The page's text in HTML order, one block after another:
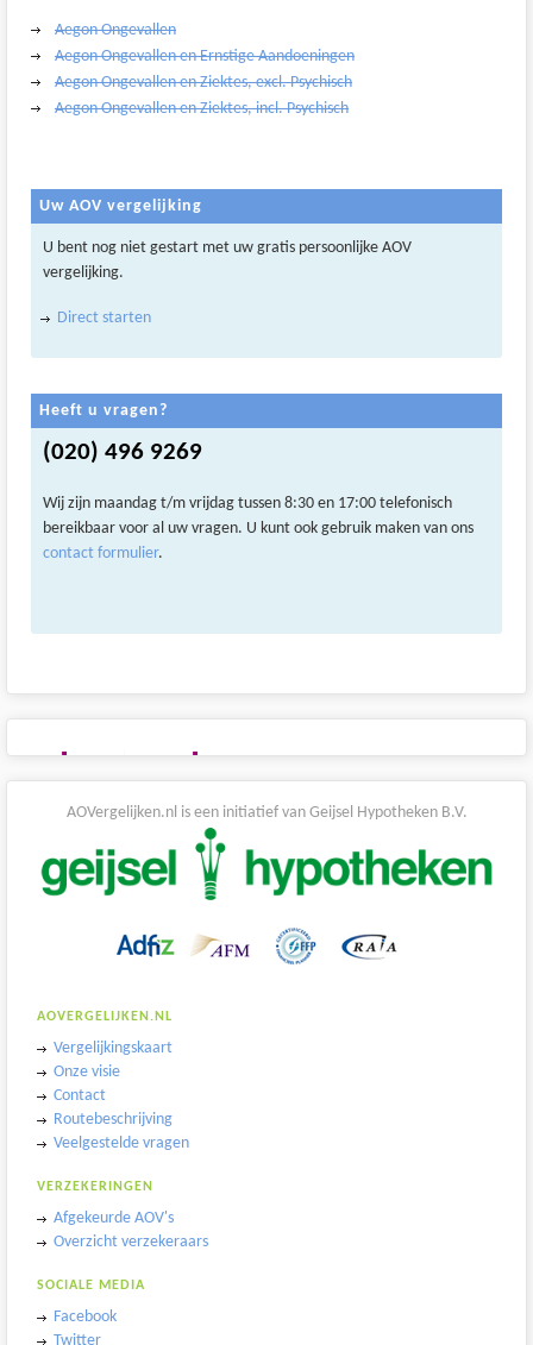
Aegon Ongevallen
Aegon Ongevallen en Ernstige Aandoeningen
Aegon Ongevallen en Ziektes, excl. Psychisch
Aegon Ongevallen en Ziektes, incl. Psychisch
Uw AOV vergelijking
U bent nog niet gestart met uw gratis persoonlijke AOV
vergelijking.
Direct starten
Heeft u vragen?
(020) 496 9269
Wij zijn maandag t/m vrijdag tussen 8:30 en 17:00 telefonisch
bereikbaar voor al uw vragen. U kunt ook gebruik maken van ons
contact formulier.
AOVergelijken.nl is een initiatief van Geijsel Hypotheken B.V.
AOVERGELIJKEN.NL
Vergelijkingskaart
Onze visie
Contact
Routebeschrijving
Veelgestelde vragen
VERZEKERINGEN
Afgekeurde AOV's
Overzicht verzekeraars
SOCIALE MEDIA
Facebook
Twitter